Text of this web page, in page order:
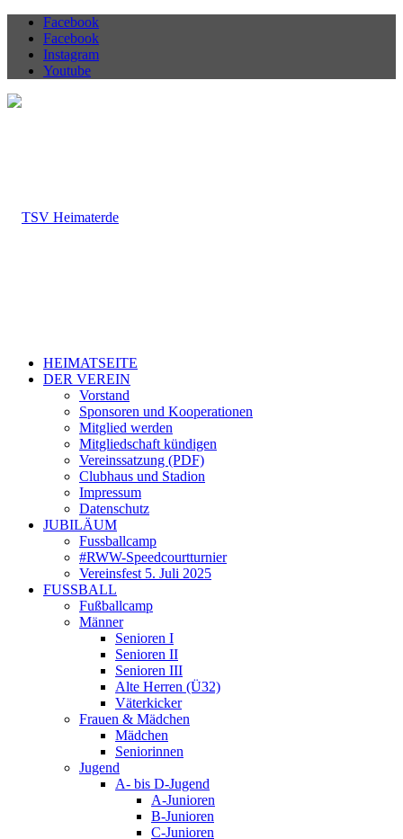
Facebook
Facebook
Instagram
Youtube
HEIMATSEITE
DER VEREIN
Vorstand
Sponsoren und Kooperationen
Mitglied werden
Mitgliedschaft kündigen
Vereinssatzung (PDF)
Clubhaus und Stadion
Impressum
Datenschutz
JUBILÄUM
Fussballcamp
#RWW-Speedcourtturnier
Vereinsfest 5. Juli 2025
FUSSBALL
Fußballcamp
Männer
Senioren I
Senioren II
Senioren III
Alte Herren (Ü32)
Väterkicker
Frauen & Mädchen
Mädchen
Seniorinnen
Jugend
A- bis D-Jugend
A-Junioren
B-Junioren
C-Junioren